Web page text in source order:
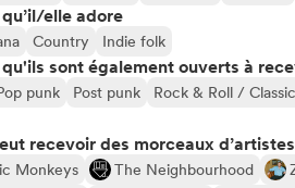
elle adore
Country Indie folk
sont également ouverts à
punk Post punk Rock & Roll /
recevoir des morceaux
Monkeys The Neighbourhood